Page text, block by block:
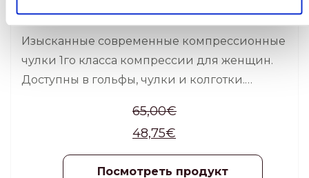
КОМПРЕССИОННЫЕ ЧУЛКИ
Изысканные современные компрессионные
чулки 1го класса компрессии для женщин.
Доступны в гольфы, чулки и колготки.
манжетами, давление 18-21 мм рт. Ст., пара
65,00€
48,75€
Посмотреть продукт